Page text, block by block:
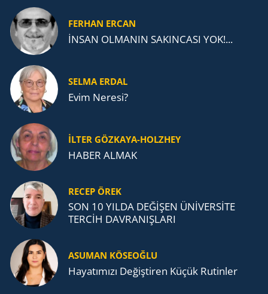
FERHAN ERCAN
İNSAN OLMANIN SAKINCASI YOK!...
SELMA ERDAL
Evim Neresi?
İLTER GÖZKAYA-HOLZHEY
HABER ALMAK
RECEP ÖREK
SON 10 YILDA DEĞİŞEN ÜNİVERSİTE
TERCİH DAVRANIŞLARI
ASUMAN KÖSEOĞLU
Ha­ya­tı­mı­zı De­ğiş­ti­ren Küçük Ru­tin­ler